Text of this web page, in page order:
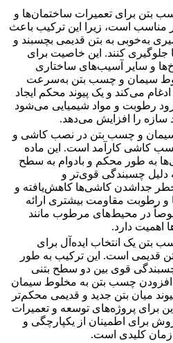
بتن برای تعمیرات ساختمان‌ها و
مناسب است، زیرا این ترکیب باعث
به‌خوبی به بتن قدیمی بچسبند و
کنند. این خاصیت برای
و سایر آسیب‌های ساختاری
سیمان و چسب بتن به‌سرعت
می‌کند و یک پیوند محکم ایجاد
رطوبت و مواد شیمیایی می‌شود
سازه را افزایش می‌دهد.
سیمان و چسب بتن در نصب کاشی و
کاشی کارآمد است. این ماده
به طور محکم و بادوام به سطح
دلیل چسبندگی قوی‌تر و
خطر جداشدن کاشی‌ها کاهش‌یافته و
و رطوبت مقاومت بیشتری ارائه
در محیط‌های مرطوب مانند
اهمیت دارد.
بتن یک انتخاب ایده‌آل برای
قدیمی است. این ترکیب به طور
قوی بین دو سطح بتنی
چسب بتن به مخلوط سیمان
میان بتن جدید و قدیمی محکم‌تر
برای پروژه‌های توسعه و تعمیرات
برای اطمینان از یکپارچگی و
کلیدی است.